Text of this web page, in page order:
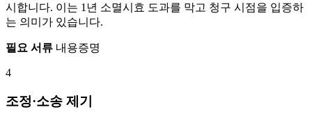
시합니다. 이는 1년 소멸시효 도과를 막고 청구 시점을 입증하
는 의미가 있습니다.
필요 서류 내용증명
4
조정·소송 제기